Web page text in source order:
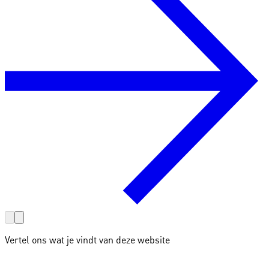
Vertel ons wat je vindt van deze website